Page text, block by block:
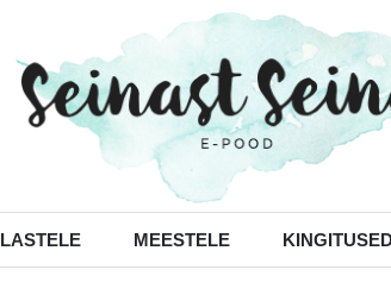
LASTELE MEESTELE